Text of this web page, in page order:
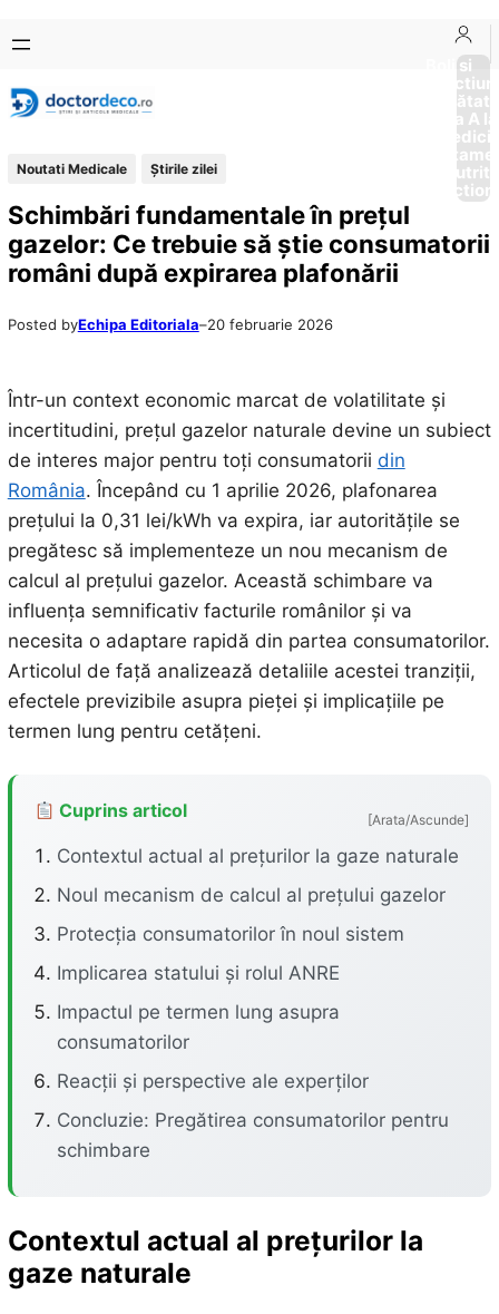
conținut
content
Boli si
Afectiuni
Sănătate
de la A
Noutati Medicale Știrile zilei
Schimbări fundamentale în prețul
gazelor: Ce trebuie să știe consumatorii
români după expirarea plafonării
Posted byEchipa Editoriala–20 februarie 2026
Într-un context economic marcat de volatilitate și
incertitudini, prețul gazelor naturale devine un subiect
de interes major pentru toți consumatorii din
România. Începând cu 1 aprilie 2026, plafonarea
prețului la 0,31 lei/kWh va expira, iar autoritățile se
pregătesc să implementeze un nou mecanism de
calcul al prețului gazelor. Această schimbare va
influența semnificativ facturile românilor și va
necesita o adaptare rapidă din partea consumatorilor.
Articolul de față analizează detaliile acestei tranziții,
efectele previzibile asupra pieței și implicațiile pe
termen lung pentru cetățeni.
Cuprins articol [Arata/Ascunde]
Contextul actual al prețurilor la gaze naturale
Noul mecanism de calcul al prețului gazelor
Protecția consumatorilor în noul sistem
Implicarea statului și rolul ANRE
Impactul pe termen lung asupra
consumatorilor
Reacții și perspective ale experților
Concluzie: Pregătirea consumatorilor pentru
schimbare
Contextul actual al prețurilor la
gaze naturale